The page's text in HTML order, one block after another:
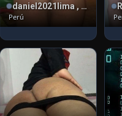
daniel2021lima , 24
Perú